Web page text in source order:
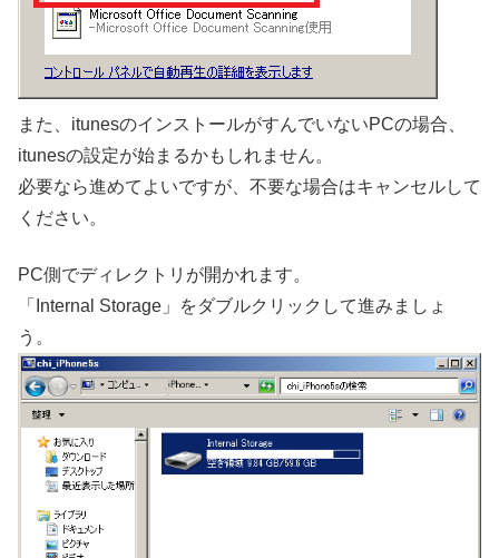
また、itunesのインストールがすんでいないPCの場合、
itunesの設定が始まるかもしれません。
必要なら進めてよいですが、不要な場合はキャンセルして
ください。
PC側でディレクトリが開かれます。
「Internal Storage」をダブルクリックして進みましょ
う。